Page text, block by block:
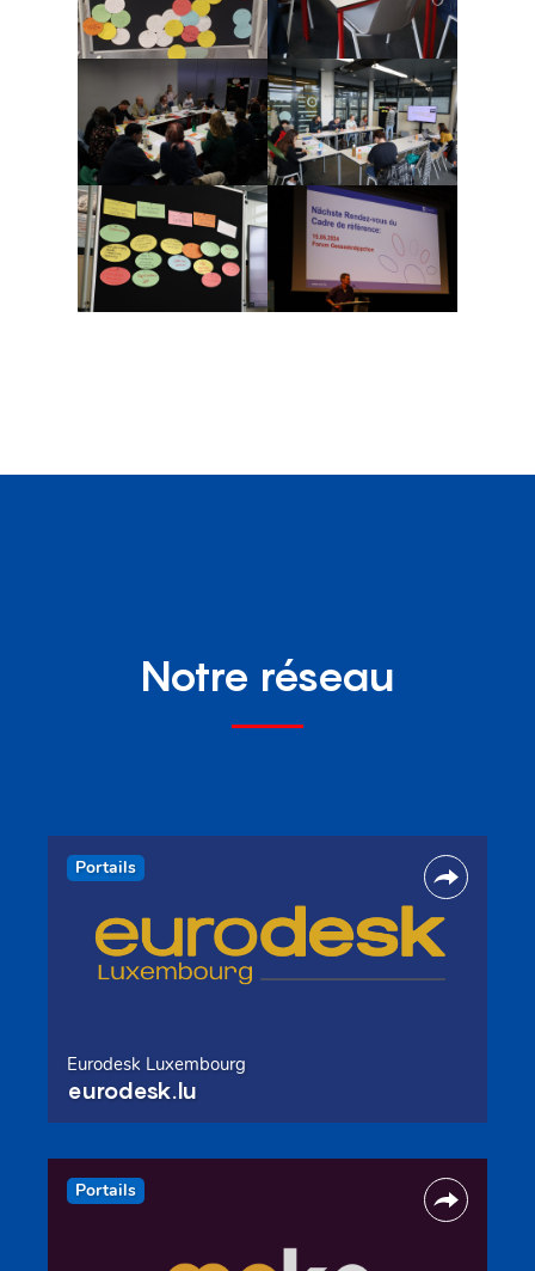
Notre réseau
Portails
Eurodesk Luxembourg
eurodesk.lu
Portails